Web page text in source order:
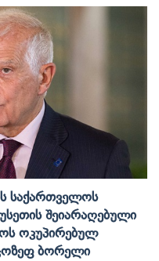
Საქართველოს
Შეიარაღებული
Ოკუპირებულ
Ბორელი